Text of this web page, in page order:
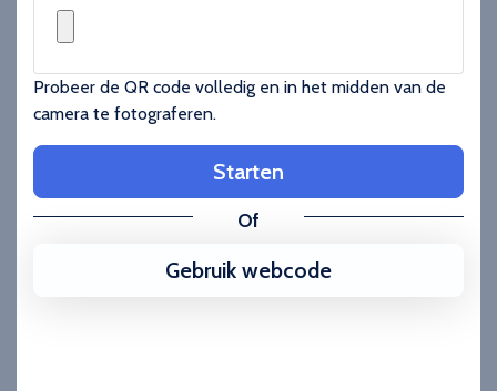
Probeer de QR code volledig en in het midden van de
camera te fotograferen.
Starten
Of
Gebruik webcode